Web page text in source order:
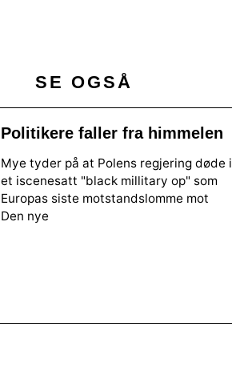
SE OGSÅ
Politikere faller fra himmelen
Mye tyder på at Polens regjering døde i
et iscenesatt "black millitary op" som
Europas siste motstandslomme mot
Den nye